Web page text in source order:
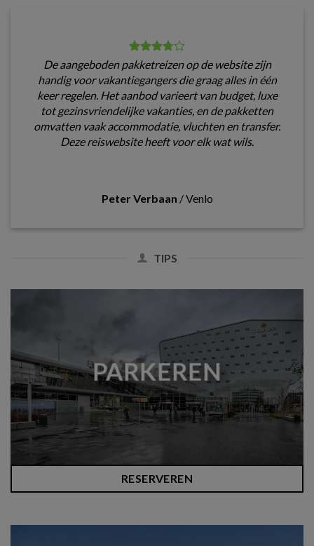
De aangeboden pakketreizen op de website zijn
handig voor vakantiegangers die graag alles in één
keer regelen. Het aanbod varieert van budget, luxe
tot gezinsvriendelijke vakanties, en de pakketten
omvatten vaak accommodatie, vluchten en transfer.
Deze reiswebsite heeft voor elk wat wils.
Peter Verbaan /Venlo
TIPS
PARKEREN
RESERVEREN